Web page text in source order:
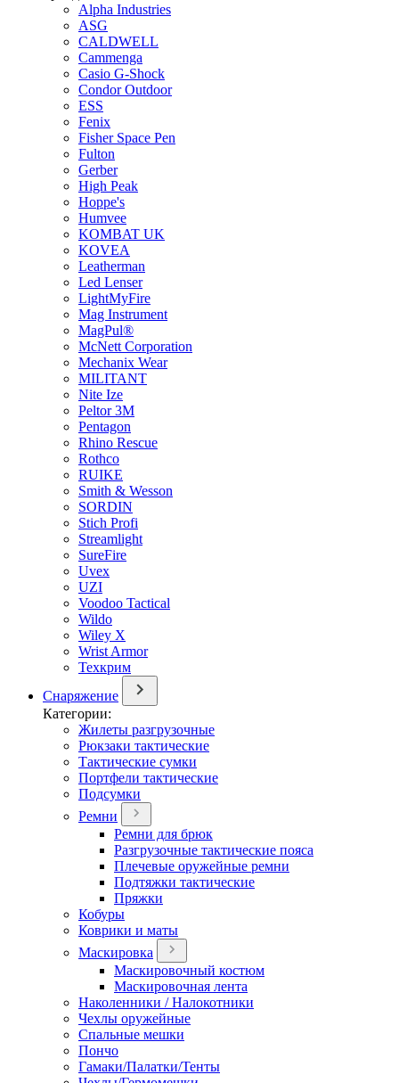
Alpha Industries
ASG
CALDWELL
Cammenga
Casio G-Shock
Condor Outdoor
ESS
Fenix
Fisher Space Pen
Fulton
Gerber
High Peak
Hoppe's
Humvee
KOMBAT UK
KOVEA
Leatherman
Led Lenser
LightMyFire
Mag Instrument
MagPul®
McNett Corporation
Mechanix Wear
MILITANT
Nite Ize
Peltor 3M
Pentagon
Rhino Rescue
Rothco
RUIKE
Smith & Wesson
SORDIN
Stich Profi
Streamlight
SureFire
Uvex
UZI
Voodoo Tactical
Wildo
Wiley X
Wrist Armor
Техкрим
Снаряжение
Категории:
Жилеты разгрузочные
Рюкзаки тактические
Тактические сумки
Портфели тактические
Подсумки
Ремни
Ремни для брюк
Разгрузочные тактические пояса
Плечевые оружейные ремни
Подтяжки тактические
Пряжки
Кобуры
Коврики и маты
Маскировка
Маскировочный костюм
Маскировочная лента
Наколенники / Налокотники
Чехлы оружейные
Спальные мешки
Пончо
Гамаки/Палатки/Тенты